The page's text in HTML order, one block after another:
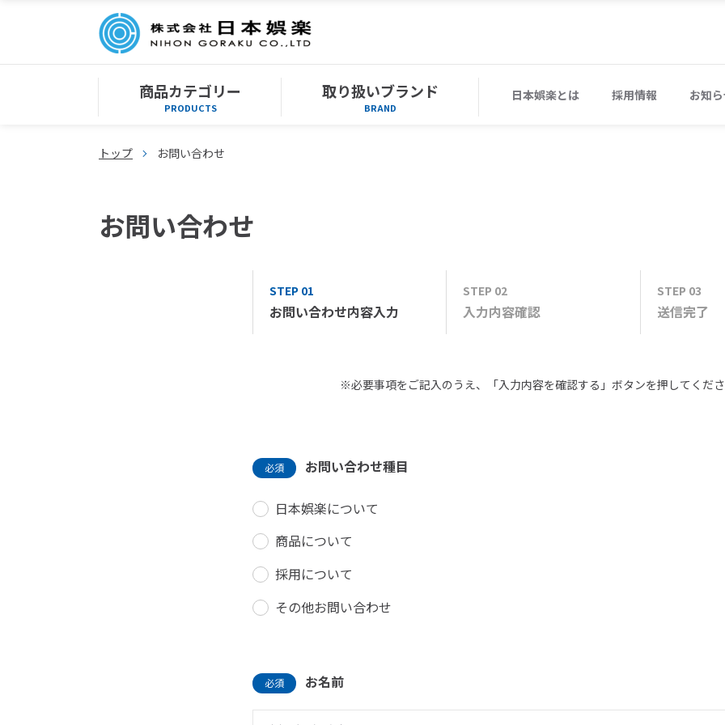
商品カテゴリー
PRODUCTS
取り扱いブランド
BRAND
日本娯楽とは 採用情報 お知
トップ お問い合わせ
お問い合わせ
STEP 01
お問い合わせ内容入力
STEP 02
入力内容確認
STEP 03
送信完了
※必要事項をご記入のうえ、「入力内容を確認する」ボタンを押してくだ
必須 お問い合わせ種目
日本娯楽について
商品について
採用について
その他お問い合わせ
必須 お名前